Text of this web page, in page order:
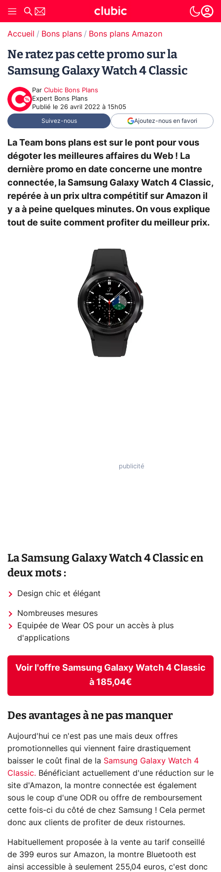
Accueil Bons plans Bons plans Amazon
Ne ratez pas cette promo sur la
Samsung Galaxy Watch 4 Classic
Par Clubic Bons Plans
Expert Bons Plans
Publié le 26 avril 2022 à 15h05
Suivez-nous Ajoutez-nous en favori
La Team bons plans est sur le pont pour vous
dégoter les meilleures affaires du Web ! La
dernière promo en date concerne une montre
connectée, la Samsung Galaxy Watch 4 Classic,
repérée à un prix ultra compétitif sur Amazon il
y a à peine quelques minutes. On vous explique
tout de suite comment profiter du meilleur prix.
La Samsung Galaxy Watch 4 Classic en
deux mots :
Design chic et élégant
Nombreuses mesures
Equipée de Wear OS pour un accès à plus
d'applications
Voir l'offre Samsung Galaxy Watch 4 Classic
à 185,04€
Des avantages à ne pas manquer
Aujourd'hui ce n'est pas une mais deux offres
promotionnelles qui viennent faire drastiquement
baisser le coût final de la Samsung Galaxy Watch 4
Classic. Bénéficiant actuellement d'une réduction sur le
site d'Amazon, la montre connectée est également
sous le coup d'une ODR ou offre de remboursement
cette fois-ci du côté de chez Samsung ! Cela permet
donc aux clients de profiter de deux ristournes.
Habituellement proposée à la vente au tarif conseillé
de 399 euros sur Amazon, la montre Bluetooth est
ainsi accessible à seulement 255,04 euros, c'est donc